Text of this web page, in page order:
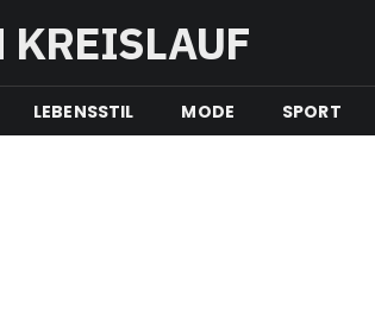
KREISLAUF
LEBENSSTIL MODE SPORT